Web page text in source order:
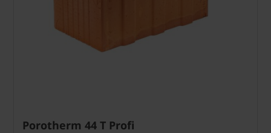
Porotherm 44 T Profi